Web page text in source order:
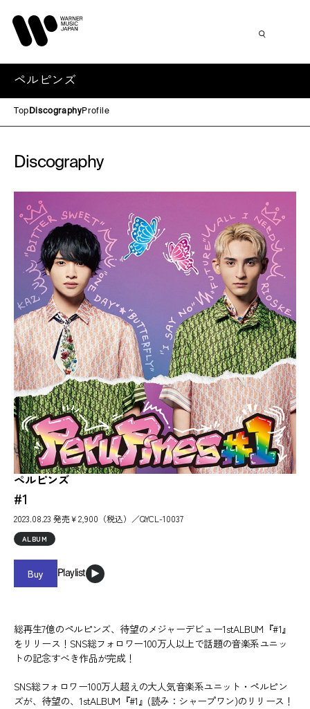
ペルピンズ
Top DiscographyProfile
Discography
ペルピンズ
#1
2023.08.23 発売￥2,900（税込）／QYCL-10037
ALBUM
Buy Playlist
総再生7億のペルピンズ、待望のメジャーデビュー1stALBUM『#1』
をリリース！SNS総フォロワー100万人以上で話題の音楽系ユニッ
トの記念すべき作品が完成！
SNS総フォロワー100万人超えの大人気音楽系ユニット・ペルピン
ズが、待望の、1stALBUM『#1』(読み：シャープワン)のリリース！